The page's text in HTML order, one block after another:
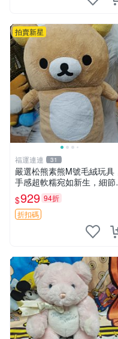
拍賣新星
福運連連 31
嚴選松熊素熊M號毛絨玩具
手感超軟糯宛如新生，細節
緻完美無瑕，推薦送禮或珍
藏，中古狀態保養得宜。 松
熊 素熊 毛絨doll
$929 94折
折扣碼